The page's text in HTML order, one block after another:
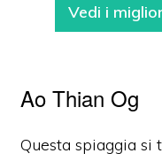
Vedi i
Ao Thian Og
Questa spiaggia si